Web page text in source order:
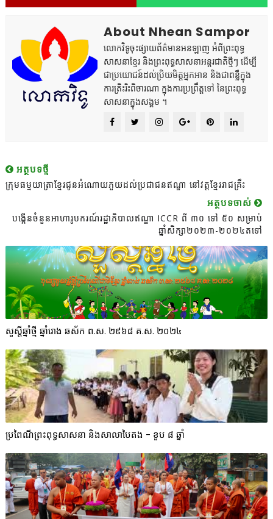
About Nhean Sampor
លោកវិទូចុះផ្សាយព័ត៌មានអនឡាញ អំពីព្រះពុទ្ធ
សាសនាខ្មែរ និងព្រះពុទ្ធសាសនាអន្តរជាតិថ្មីៗ ដើម្បី
ជាប្រយោជន៍ដល់ប្រិយមិត្តអ្នកអាន និងជាពន្លឺក្នុង
ការត្រិះរិះពិចារណា ក្នុងការប្រព្រឹត្តទៅ នៃព្រះពុទ្ធ
សាសនាក្នុងសង្គម ។
អត្ថបទថ្មី
ក្រុមធម្មយាត្រាខ្មែរជូនអំណោយភួយដល់ប្រជាជនឥណ្ឌា នៅវត្តខ្មែររាជគ្រឹះ
អត្ថបទចាស់
បង្កើនចំនួនអាហារូបករណ៍រដ្ឋាភិបាលឥណ្ឌា ICCR ពី ៣០ ទៅ ៥០ សម្រាប់
ឆ្នាំសិក្សា២០២៣-២០២៤តទៅ
សួស្តីឆ្នាំថ្មី ឆ្នាំរោង ឆស័ក ព.ស. ២៩៦៨ គ.ស. ២០២៤
ប្រពៃណីព្រះពុទ្ធសាសនា និងសាលាបៃតង - ខួប ៨ ឆ្នាំ